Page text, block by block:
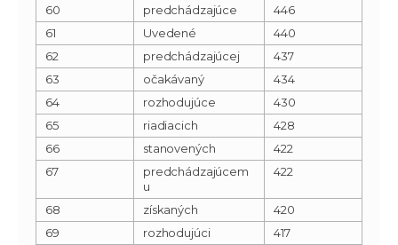
60
predchádzajúce
446
61
Uvedené
440
62
predchádzajúcej
437
63
očakávaný
434
64
rozhodujúce
430
65
riadiacich
428
66
stanovených
422
67
predchádzajúcem
u
422
68 získaných
420
69
rozhodujúci
417